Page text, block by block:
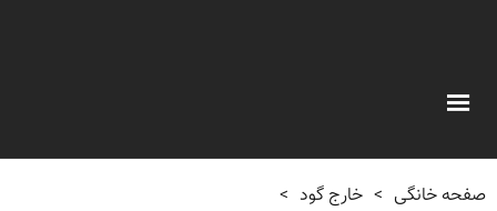
صفحه خانگی > خارج گود >